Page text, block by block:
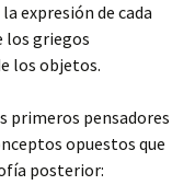
expresión de cada
los griegos
los objetos.
pensadores
opuestos que
posterior: